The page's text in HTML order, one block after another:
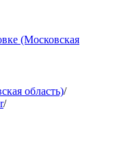
(Московская
область)/
/